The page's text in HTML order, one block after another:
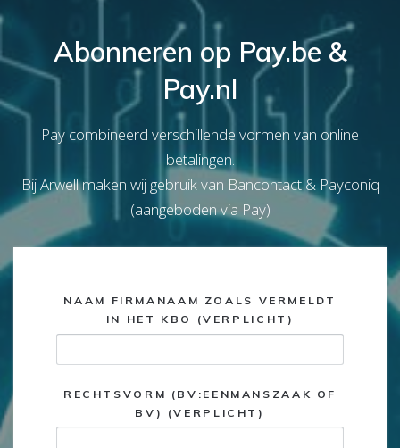
Abonneren op Pay.be &
Pay.nl
Pay combineerd verschillende vormen van online
betalingen.
Bij Arwell maken wij gebruik van Bancontact & Payconiq
(aangeboden via Pay)
NAAM FIRMANAAM ZOALS VERMELDT
IN HET KBO (VERPLICHT)
RECHTSVORM (BV:EENMANSZAAK OF
BV) (VERPLICHT)